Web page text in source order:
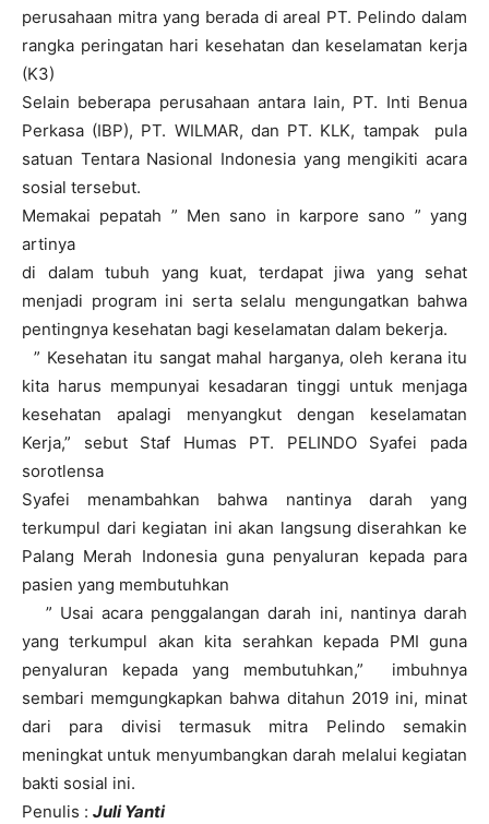
perusahaan mitra yang berada di areal PT. Pelindo dalam
rangka peringatan hari kesehatan dan keselamatan kerja
(K3)
Selain beberapa perusahaan antara lain, PT. Inti Benua
Perkasa (IBP), PT. WILMAR, dan PT. KLK, tampak pula
satuan Tentara Nasional Indonesia yang mengikiti acara
sosial tersebut.
Memakai pepatah ” Men sano in karpore sano ” yang
artinya
di dalam tubuh yang kuat, terdapat jiwa yang sehat
menjadi program ini serta selalu mengungatkan bahwa
pentingnya kesehatan bagi keselamatan dalam bekerja.
” Kesehatan itu sangat mahal harganya, oleh kerana itu
kita harus mempunyai kesadaran tinggi untuk menjaga
kesehatan apalagi menyangkut dengan keselamatan
Kerja,” sebut Staf Humas PT. PELINDO Syafei pada
sorotlensa
Syafei menambahkan bahwa nantinya darah yang
terkumpul dari kegiatan ini akan langsung diserahkan ke
Palang Merah Indonesia guna penyaluran kepada para
pasien yang membutuhkan
” Usai acara penggalangan darah ini, nantinya darah
yang terkumpul akan kita serahkan kepada PMI guna
penyaluran kepada yang membutuhkan,” imbuhnya
sembari memgungkapkan bahwa ditahun 2019 ini, minat
dari para divisi termasuk mitra Pelindo semakin
meningkat untuk menyumbangkan darah melalui kegiatan
bakti sosial ini.
Penulis : Juli Yanti